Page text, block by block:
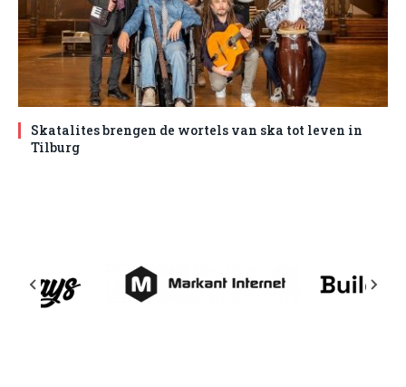
Skatalites brengen de wortels van ska tot leven in
Tilburg